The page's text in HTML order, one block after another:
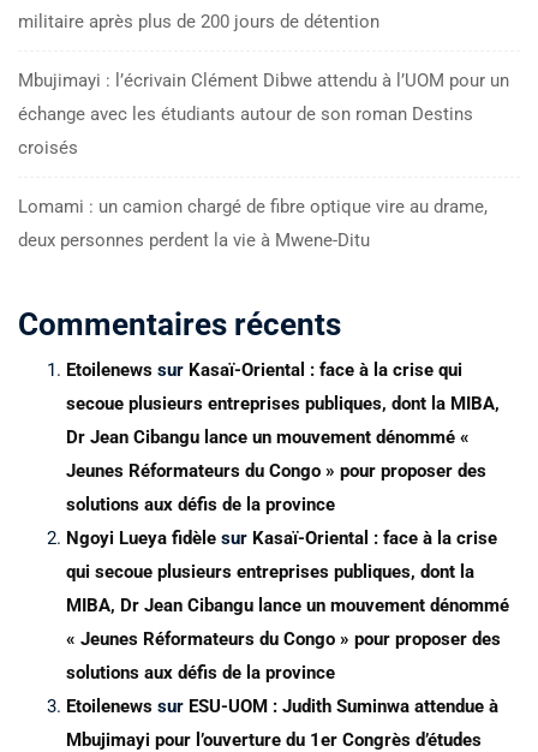
militaire après plus de 200 jours de détention
Mbujimayi : l’écrivain Clément Dibwe attendu à l’UOM pour un
échange avec les étudiants autour de son roman Destins
croisés
Lomami : un camion chargé de fibre optique vire au drame,
deux personnes perdent la vie à Mwene-Ditu
Commentaires récents
Etoilenews sur Kasaï-Oriental : face à la crise qui
secoue plusieurs entreprises publiques, dont la MIBA,
Dr Jean Cibangu lance un mouvement dénommé «
Jeunes Réformateurs du Congo » pour proposer des
solutions aux défis de la province
Ngoyi Lueya fidèle sur Kasaï-Oriental : face à la crise
qui secoue plusieurs entreprises publiques, dont la
MIBA, Dr Jean Cibangu lance un mouvement dénommé
« Jeunes Réformateurs du Congo » pour proposer des
solutions aux défis de la province
Etoilenews sur ESU-UOM : Judith Suminwa attendue à
Mbujimayi pour l’ouverture du 1er Congrès d’études